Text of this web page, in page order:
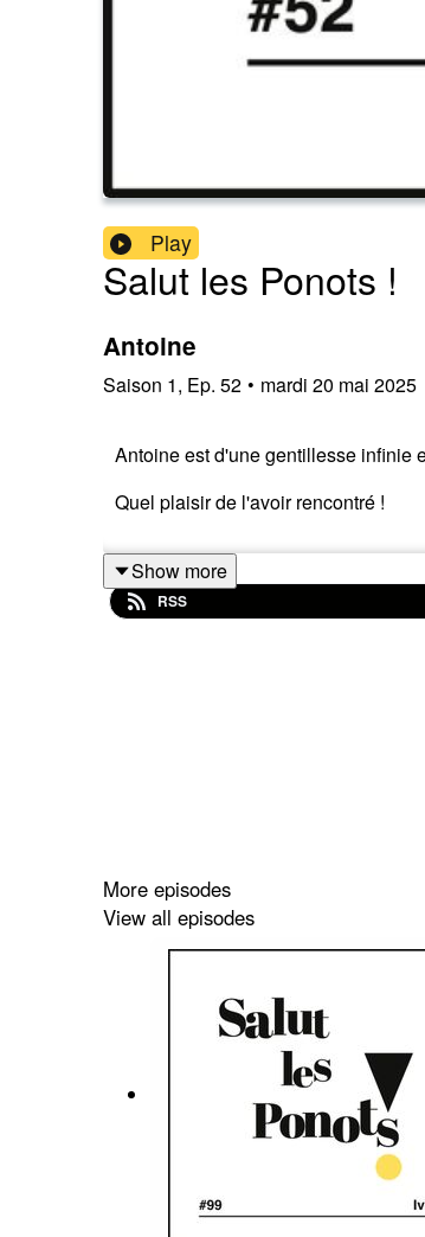
Play
Salut les Ponots !
Antoine
Saison 1, Ep. 52 • mardi 20 mai 2025
Antoine est d'une gentillesse infinie
Quel plaisir de l'avoir rencontré !
Show more
RSS
More episodes
View all episodes